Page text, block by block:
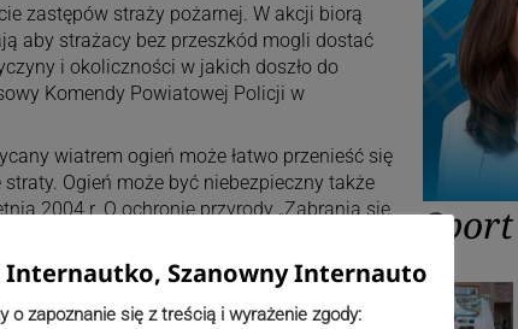
zastępów straży pożarnej. W akcji biorą
aby strażacy bez przeszkód mogli dostać
i okoliczności w jakich doszło do
Komendy Powiatowej Policji w
wiatrem ogień może łatwo przenieść się
Ogień może być niebezpieczny także
2004 r. O ochronie przyrody „Zabrania się
szlaków kolejowych oraz
podlega karze aresztu albo grzywny.
niebezpieczeństwo zagrażające życiu
materialne, podlega karze pozbawienia
Sport
Internautko, Szanowny Internauto
o zapoznanie się z treścią i wyrażenie zgody: